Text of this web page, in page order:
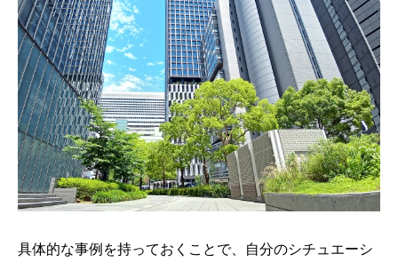
具体的な事例を持っておくことで、自分のシチュエーシ